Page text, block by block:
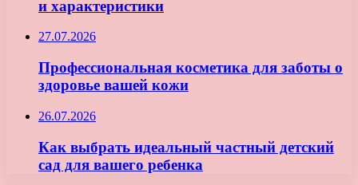
и характеристики
27.07.2026
Профессиональная косметика для заботы о
здоровье вашей кожи
26.07.2026
Как выбрать идеальный частный детский
сад для вашего ребенка